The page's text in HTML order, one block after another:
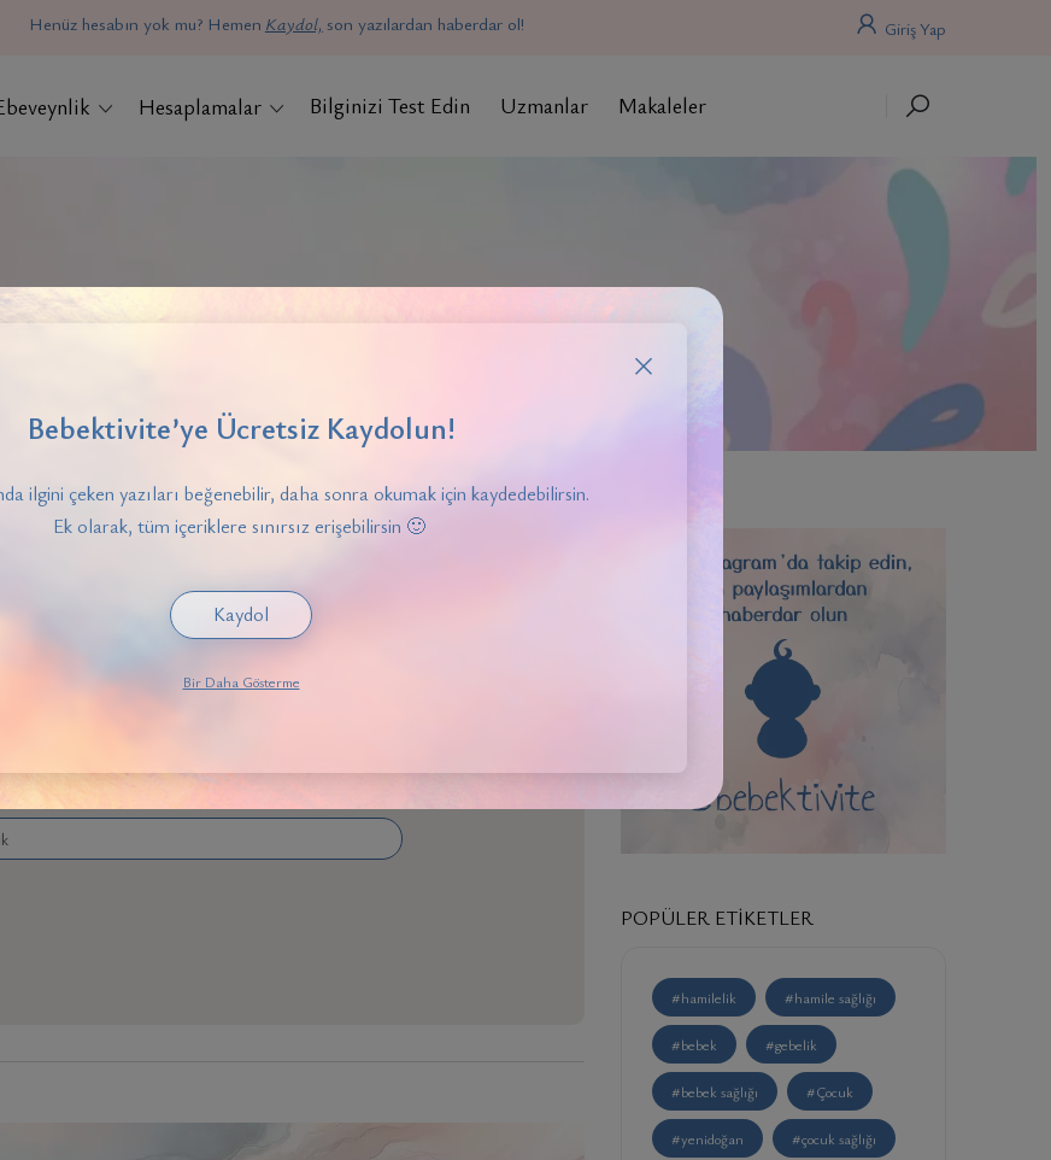
Henüz hesabın yok mu? Hemen Kaydol, son yazılardan haberdar ol! Giriş Yap
Hesaplamalar Bilginizi Test Edin Uzmanlar Makaleler
HIZLI ANKET
POPÜLER ETIKETLER
#hamilelik #hamile sağlığı
#bebek #gebelik
#bebek sağlığı #Çocuk
#yenidoğan #çocuk sağlığı
Bebektivite’ye Ücretsiz Kaydolun!
ilgini çeken yazıları beğenebilir, daha sonra okumak için kaydedebilirsin.
Ek olarak, tüm içeriklere sınırsız erişebilirsin 🙂
Kaydol
Bir Daha Gösterme